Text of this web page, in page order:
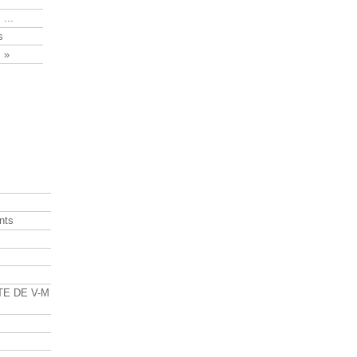
...
»
DE V-M